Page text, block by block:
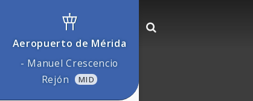
Aeropuerto de Mérida
- Manuel Crescencio
Rejón
MID